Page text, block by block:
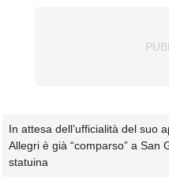
In attesa dell’ufficialità del suo
Allegri è già “comparso” a San
statuina